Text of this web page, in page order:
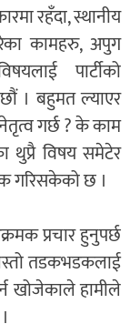
रहँदा, स्थानीय
कामहरु, अपुग
पार्टीको
छौं । बहुमत ल्याएर
गर्छ ? के काम
थुप्रै विषय समेटेर
गरिसकेको छ ।
प्रचार हुनुपर्छ
तडकभडकलाई
खोजेकाले हामीले